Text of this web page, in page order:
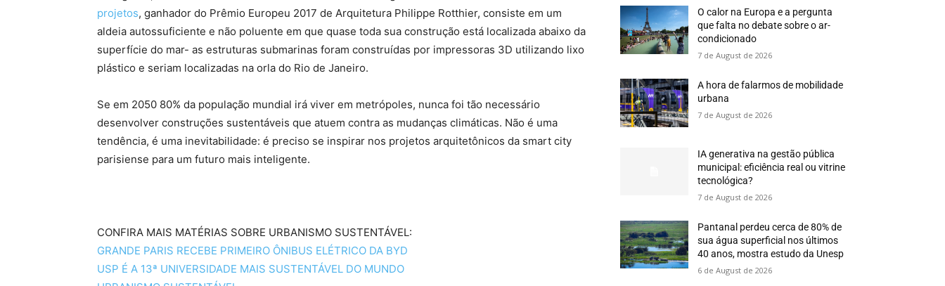
projetos, ganhador do Prêmio Europeu 2017 de Arquitetura Philippe Rotthier, consiste em um
aldeia autossuficiente e não poluente em que quase toda sua construção está localizada abaixo da
superfície do mar- as estruturas submarinas foram construídas por impressoras 3D utilizando lixo
plástico e seriam localizadas na orla do Rio de Janeiro.
Se em 2050 80% da população mundial irá viver em metrópoles, nunca foi tão necessário
desenvolver construções sustentáveis que atuem contra as mudanças climáticas. Não é uma
tendência, é uma inevitabilidade: é preciso se inspirar nos projetos arquitetônicos da smart city
parisiense para um futuro mais inteligente.
CONFIRA MAIS MATÉRIAS SOBRE URBANISMO SUSTENTÁVEL:
GRANDE PARIS RECEBE PRIMEIRO ÔNIBUS ELÉTRICO DA BYD
USP É A 13ª UNIVERSIDADE MAIS SUSTENTÁVEL DO MUNDO
O calor na Europa e a pergunta
que falta no debate sobre o ar-
condicionado
7 de August de 2026
A hora de falarmos de mobilidade
urbana
7 de August de 2026
IA generativa na gestão pública
municipal: eficiência real ou vitrine
tecnológica?
7 de August de 2026
Pantanal perdeu cerca de 80% de
sua água superficial nos últimos
40 anos, mostra estudo da Unesp
6 de August de 2026